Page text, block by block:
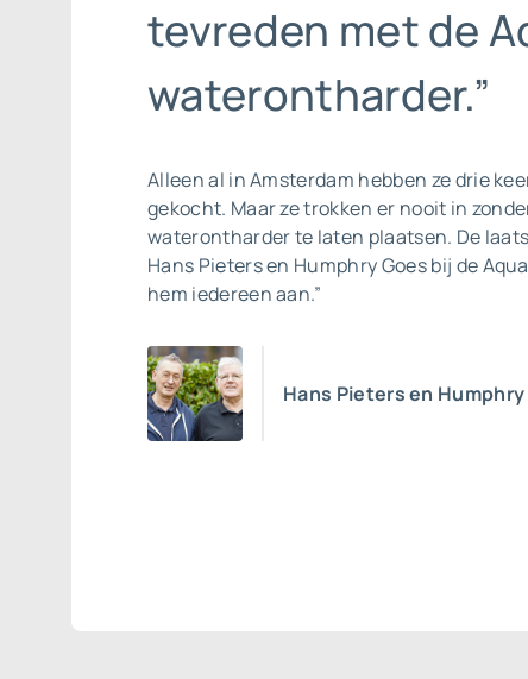
tevreden met de
waterontharder.”
Alleen al in Amsterdam hebben ze drie
gekocht. Maar ze trokken er nooit in
waterontharder te laten plaatsen. De
Hans Pieters en Humphry Goes bij de
hem iedereen aan.”
Hans Pieters en Humphry